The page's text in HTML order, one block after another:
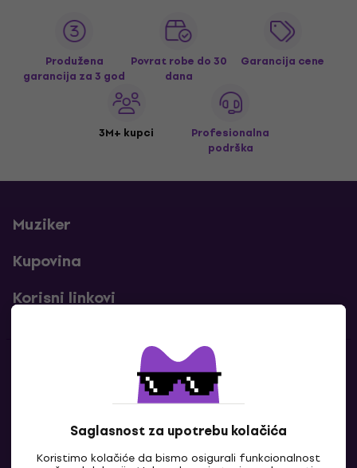
Saglasnost za upotrebu kolačića
Koristimo kolačiće da bismo osigurali funkcionalnost
Produžena
garancija za 3 god
Povrat robe do 30
dana
Garancija cene
3M+ kupci
Profesionalna
podrška
Muziker
Kupovina
Korisni linkovi
Kontakti
Kontaktiraj nas